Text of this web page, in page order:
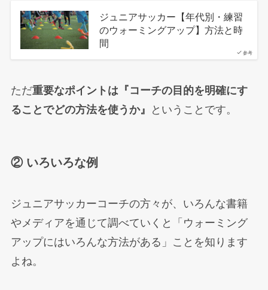
参考
ジュニアサッカー【年代別・練習
のウォーミングアップ】方法と時
間
ただ重要なポイントは『コーチの目的を明確にす
ることでどの方法を使うか』
ということです。
② いろいろな例
ジュニアサッカーコーチの方々が、いろんな書籍
やメディアを通じて調べていくと「ウォーミング
アップにはいろんな方法がある」ことを知ります
よね。